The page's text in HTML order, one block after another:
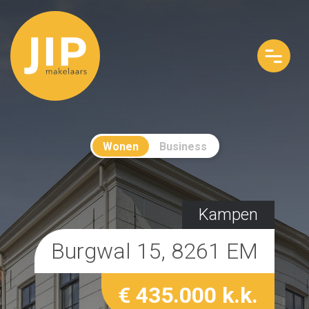
Wonen Business
Kampen
Burgwal 15, 8261 EM
€ 435.000 k.k.